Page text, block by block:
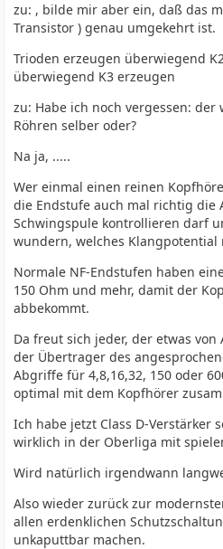
zu: , bilde mir aber ein, daß das
Transistor ) genau umgekehrt ist.
Trioden erzeugen überwiegend
überwiegend K3 erzeugen
zu: Habe ich noch vergessen: der
Röhren selber oder?
Na ja, .....
Wer einmal einen reinen
die Endstufe auch mal richtig die
Schwingspule kontrollieren darf
wundern, welches Klangpotential
Normale NF-Endstufen haben
150 Ohm und mehr, damit der
abbekommt.
Da freut sich jeder, der etwas
der Übertrager des
Abgriffe für 4,8,16,32, 150 oder
optimal mit dem Kopfhörer
Ich habe jetzt Class D-Verstärker
wirklich in der Oberliga mit
Wird natürlich irgendwann
Also wieder zurück zur
allen erdenklichen
unkaputtbar machen.